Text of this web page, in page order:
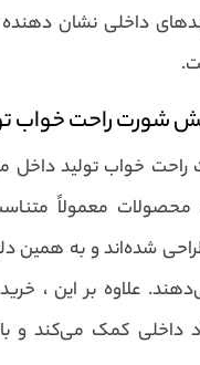
داخلی نشان
شورت راحت خواب
خواب تولید داخل
محصولات معمولاً
شده‌اند و به همین
علاوه بر این ،
داخلی کمک می‌کند و